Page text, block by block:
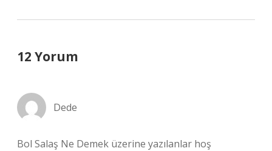
12 Yorum
Dede
Bol Salaş Ne Demek üzerine yazılanlar hoş